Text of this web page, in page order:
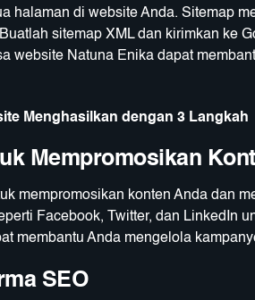
halaman di website Anda. Sitemap
sitemap XML dan kirimkan ke
website Natuna Enika dapat
Menghasilkan dengan 3 Langkah
Mempromosikan
mempromosikan konten Anda dan
Facebook, Twitter, dan LinkedIn
membantu Anda mengelola
SEO